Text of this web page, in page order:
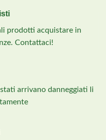
prodotti acquistare in
Contattaci!
arrivano danneggiati li